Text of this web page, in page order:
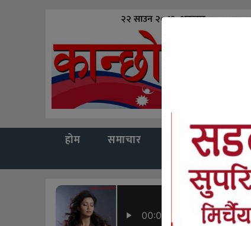
२२ साउन २०८३, शुक्रबार
होम समाचार अन्तर्राष्ट्रिय